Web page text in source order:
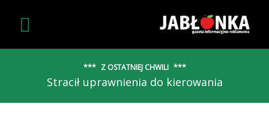
Z OSTATNIEJ CHWILI
Stracił uprawnienia do kierowania